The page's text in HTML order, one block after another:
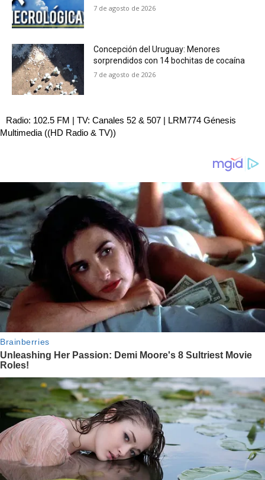
7 de agosto de 2026
Concepción del Uruguay: Menores
sorprendidos con 14 bochitas de cocaína
7 de agosto de 2026
Radio: 102.5 FM | TV: Canales 52 & 507 | LRM774 Génesis
Multimedia ((HD Radio & TV))